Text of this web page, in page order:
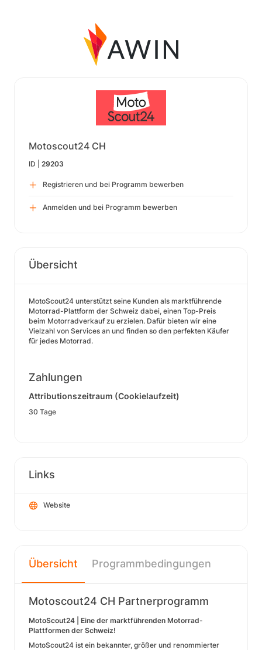
Motoscout24 CH
ID | 29203
Registrieren und bei Programm bewerben
Anmelden und bei Programm bewerben
Übersicht
MotoScout24 unterstützt seine Kunden als marktführende
Motorrad-Plattform der Schweiz dabei, einen Top-Preis
beim Motorradverkauf zu erzielen. Dafür bieten wir eine
Vielzahl von Services an und finden so den perfekten Käufer
für jedes Motorrad.
Zahlungen
Attributionszeitraum (Cookielaufzeit)
30 Tage
Links
Website
Übersicht Programmbedingungen
Motoscout24 CH Partnerprogramm
MotoScout24 | Eine der marktführenden Motorrad-
Plattformen der Schweiz!
MotoScout24 ist ein bekannter, größer und renommierter